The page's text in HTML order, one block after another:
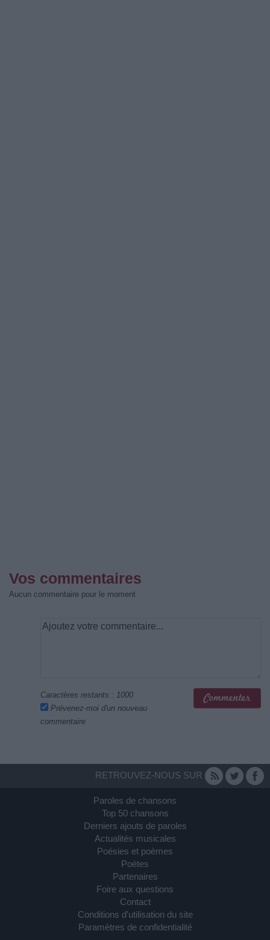
Vos commentaires
Aucun commentaire pour le moment
Caractères restants : 1000
Prévenez-moi d'un nouveau
commentaire
RETROUVEZ-NOUS SUR
Paroles de chansons
Top 50 chansons
Derniers ajouts de paroles
Actualités musicales
Poésies et poèmes
Poètes
Partenaires
Foire aux questions
Contact
Conditions d'utilisation du site
Paramètres de confidentialité